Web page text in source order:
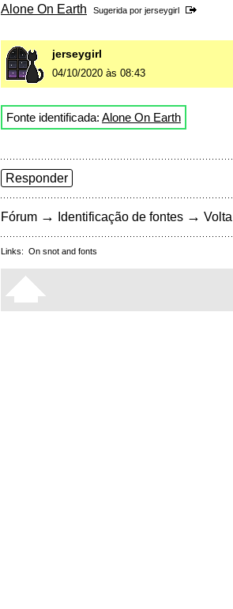
Alone On Earth Sugerida por jerseygirl
jerseygirl
04/10/2020 às 08:43
Fonte identificada: Alone On Earth
Responder
Fórum → Identificação de fontes →
Links: On snot and fonts